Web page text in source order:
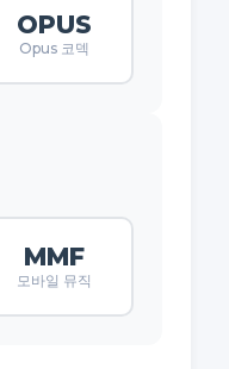
OPUS
Opus 코덱
MMF
모바일 뮤직